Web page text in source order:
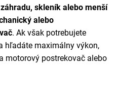
skleník alebo menší
alebo
. Ak však potrebujete
hľadáte maximálny výkon,
motorový postrekovač alebo